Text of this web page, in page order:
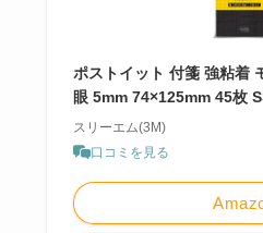
ポストイット 付箋 強粘着
眼 5mm 74×125mm 45枚
スリーエム(3M)
口コミを見る